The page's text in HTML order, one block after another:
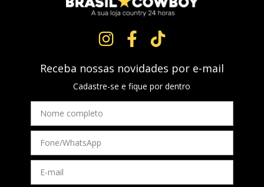
Receba nossas novidades por e-mail
Cadastre-se e fique por dentro